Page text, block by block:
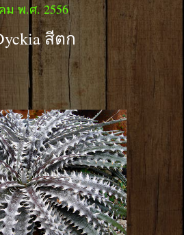
พ.ศ. 2556
สีตก